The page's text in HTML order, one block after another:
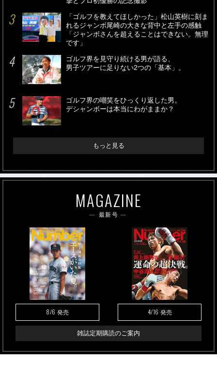
「ゴルフを教えてほしかった」松山英樹に刻ま
れるジャンボ尾崎の大きな背中と左手の感触
「ジャンボさんを超えることはできない。無理
です」
ゴルフ界を見守り続ける男が語る、
男子ツアーに足りない2つの「基本」。
ゴルフ界の嘲笑をひっくり返した男。
デシャンボーは本当にわがままか？
もっと見る
MAGAZINE
最新号
8/6 発売 4/16 発売
雑誌定期購読のご案内